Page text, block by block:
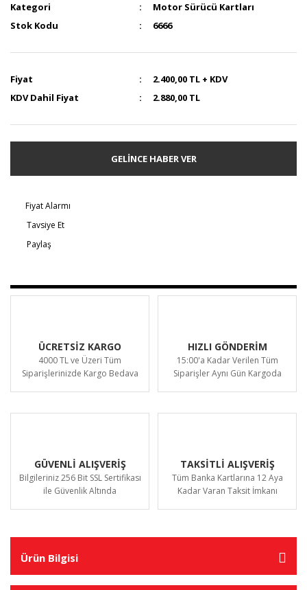
Kategori
Motor Sürücü Kartları
Stok Kodu
6666
Fiyat
2.400,00 TL + KDV
KDV Dahil Fiyat
2.880,00 TL
GELİNCE HABER VER
Fiyat Alarmı
Tavsiye Et
Paylaş
ÜCRETSİZ KARGO
4000 TL ve Üzeri Tüm
Siparişlerinizde Kargo Bedava
HIZLI GÖNDERİM
15:00'a Kadar Verilen Tüm
Siparişler Aynı Gün Kargoda
GÜVENLİ ALIŞVERİŞ
Bilgileriniz 256 Bit SSL Sertifikası
ile Güvenlik Altında
TAKSİTLİ ALIŞVERİŞ
Tüm Banka Kartlarına 12 Aya
Kadar Varan Taksit İmkanı
Ürün Bilgisi